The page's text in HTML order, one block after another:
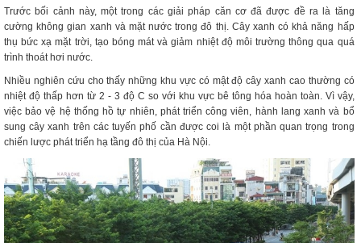
Trước bối cảnh này, một trong các giải pháp căn cơ đã được đề ra là tăng
cường không gian xanh và mặt nước trong đô thị. Cây xanh có khả năng hấp
thụ bức xạ mặt trời, tạo bóng mát và giảm nhiệt độ môi trường thông qua quá
trình thoát hơi nước.
Nhiều nghiên cứu cho thấy những khu vực có mật độ cây xanh cao thường có
nhiệt độ thấp hơn từ 2 - 3 độ C so với khu vực bê tông hóa hoàn toàn. Vì vậy,
việc bảo vệ hệ thống hồ tự nhiên, phát triển công viên, hành lang xanh và bổ
sung cây xanh trên các tuyến phố cần được coi là một phần quan trọng trong
chiến lược phát triển hạ tầng đô thị của Hà Nội.